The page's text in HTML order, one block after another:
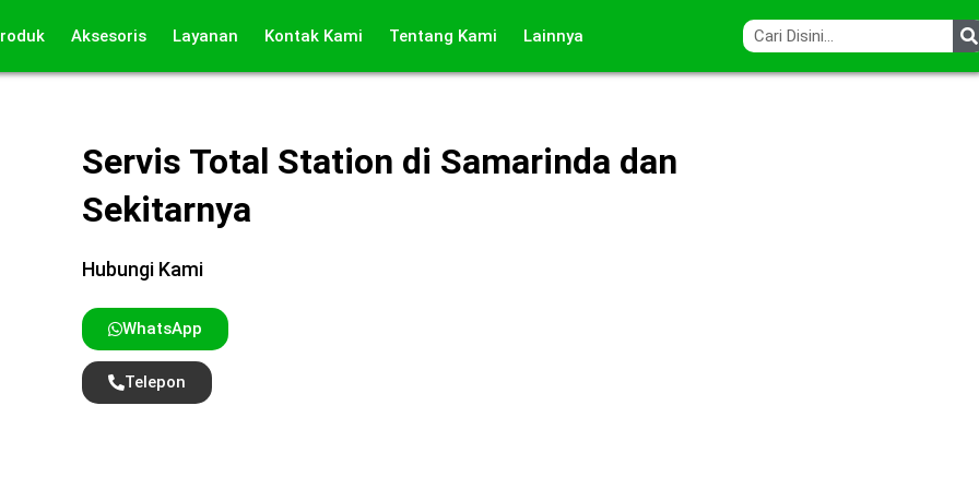
Aksesoris Layanan Kontak Kami Tentang Kami Lainnya
Servis Total Station di Samarinda dan
Sekitarnya
Hubungi Kami
WhatsApp
Telepon